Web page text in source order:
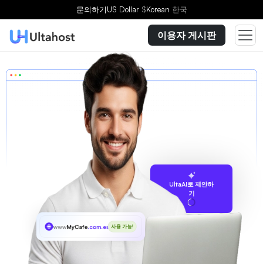
문의하기US Dollar $Korean 한국
이용자 게시판
UltaAI로 제안하
기
wwwMyCafe.com.es 사용 가능!